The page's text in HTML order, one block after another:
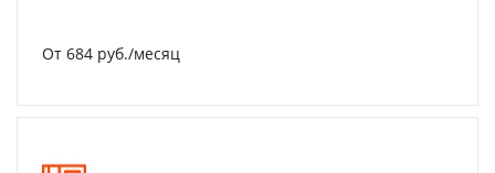
От 684 руб./месяц